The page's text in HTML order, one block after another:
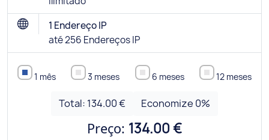
1 Endereço IP
até 256 Endereços IP
1 mês 3 meses 6 meses 12 meses
Total: 134.00 € Economize 0%
Preço: 134.00 €